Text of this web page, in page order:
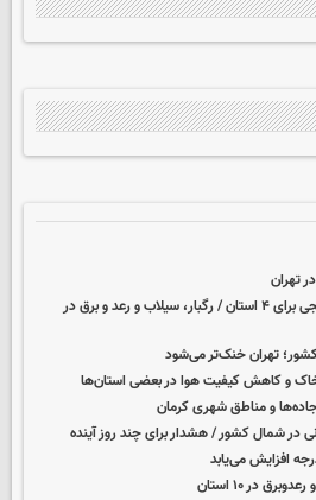
تهران
هواشناسی ایران | هشدار نارنجی برای ۴ استان / رگبار، سیلاب و رعد و برق در
کشور؛ تهران خنک‌تر می‌شود
و کاهش کیفیت هوا در بعضی استان‌ها
و مناطق شهری کرمان
در شمال کشور / هشدار برای چند روز آینده
در ۱۰ استان